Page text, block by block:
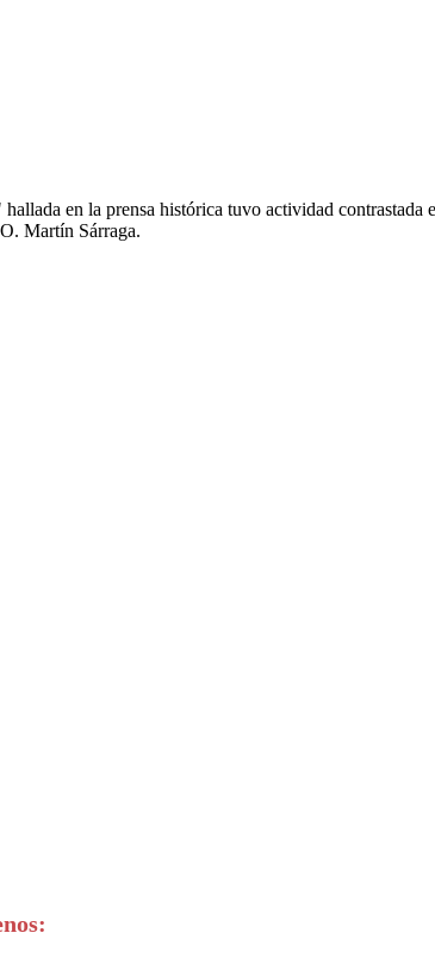
hallada en la prensa histórica tuvo actividad contrastada
Martín Sárraga.